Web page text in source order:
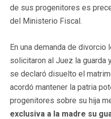
de sus progenitores es
del Ministerio Fiscal.
En una demanda de divorcio
solicitaron al Juez la guarda
se declaró disuelto el
acordó mantener la patria
progenitores sobre su hija
exclusiva a la madre su